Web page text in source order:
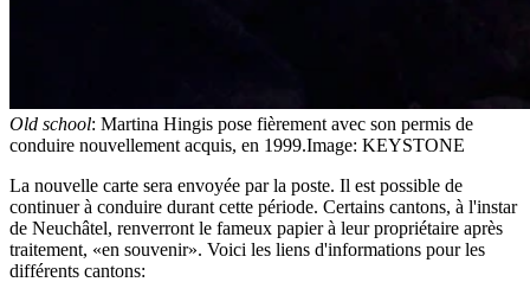
Old school: Martina Hingis pose fièrement avec son permis de
conduire nouvellement acquis, en 1999.Image: KEYSTONE
La nouvelle carte sera envoyée par la poste. Il est possible de
continuer à conduire durant cette période. Certains cantons, à l'instar
de Neuchâtel, renverront le fameux papier à leur propriétaire après
traitement, «en souvenir». Voici les liens d'informations pour les
différents cantons: